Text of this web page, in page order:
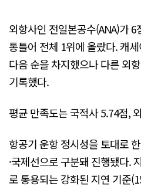
외항사인 전일본공수(ANA)가
통틀어 전체 1위에 올랐다. 캐
다음 순을 차지했으나 다른 외
기록했다.
평균 만족도는 국적사 5.74점,
항공기 운항 정시성을 토대로
·국제선으로 구분돼 진행됐다.
로 통용되는 강화된 지연 기준